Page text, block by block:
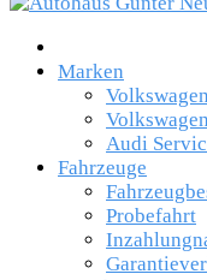
Marken
Audi
Fahrzeuge
Probefahrt